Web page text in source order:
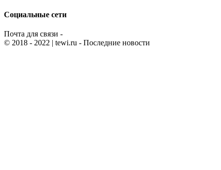
Социальные сети
Почта для связи -
© 2018 - 2022 | tewi.ru - Последние новости